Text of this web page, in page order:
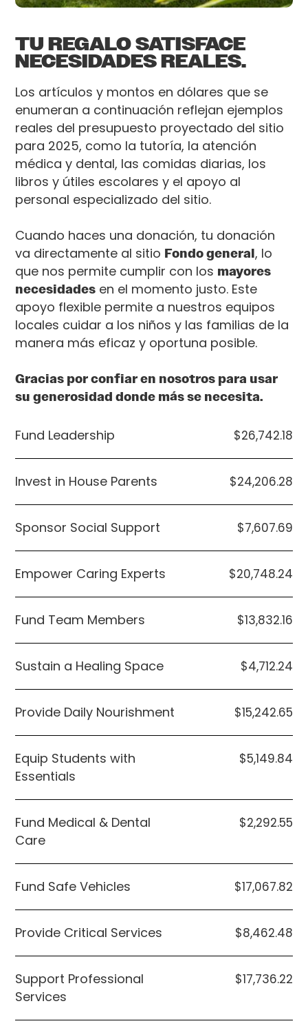
TU REGALO SATISFACE
NECESIDADES REALES.
Los artículos y montos en dólares que se
enumeran a continuación reflejan ejemplos
reales del presupuesto proyectado del sitio
para 2025, como la tutoría, la atención
médica y dental, las comidas diarias, los
libros y útiles escolares y el apoyo al
personal especializado del sitio.
Cuando haces una donación, tu donación
va directamente al sitio Fondo general, lo
que nos permite cumplir con los mayores
necesidades en el momento justo. Este
apoyo flexible permite a nuestros equipos
locales cuidar a los niños y las familias de la
manera más eficaz y oportuna posible.
Gracias por confiar en nosotros para usar
su generosidad donde más se necesita.
Fund Leadership $26,742.18
Invest in House Parents $24,206.28
Sponsor Social Support $7,607.69
Empower Caring Experts $20,748.24
Fund Team Members $13,832.16
Sustain a Healing Space $4,712.24
Provide Daily Nourishment $15,242.65
Equip Students with
Essentials
$5,149.84
Fund Medical & Dental
Care
$2,292.55
Fund Safe Vehicles $17,067.82
Provide Critical Services $8,462.48
Support Professional
Services
$17,736.22